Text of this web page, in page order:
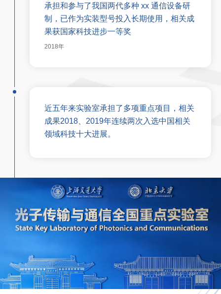
承担和参与了我国两代多种 xx 通信设备研
制，已作为实装型号投入长期使用，相关成
果获国家科技进步一等奖
2018年
近五年来实验室承担了多项重点项目，相关
成果2018、2019年连续两次入选中国相关
领域科技十大进展。